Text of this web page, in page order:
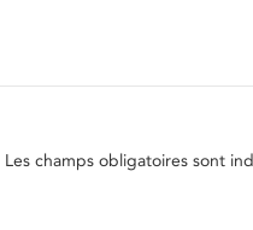
Les champs obligatoires sont